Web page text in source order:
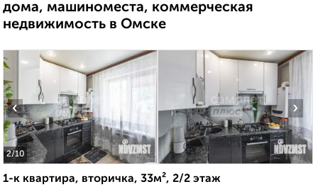
дома, машиноместа, коммерческая
недвижимость в Омске
2/10
‹ ›
1-к квартира, вторичка, 33м², 2/2 этаж